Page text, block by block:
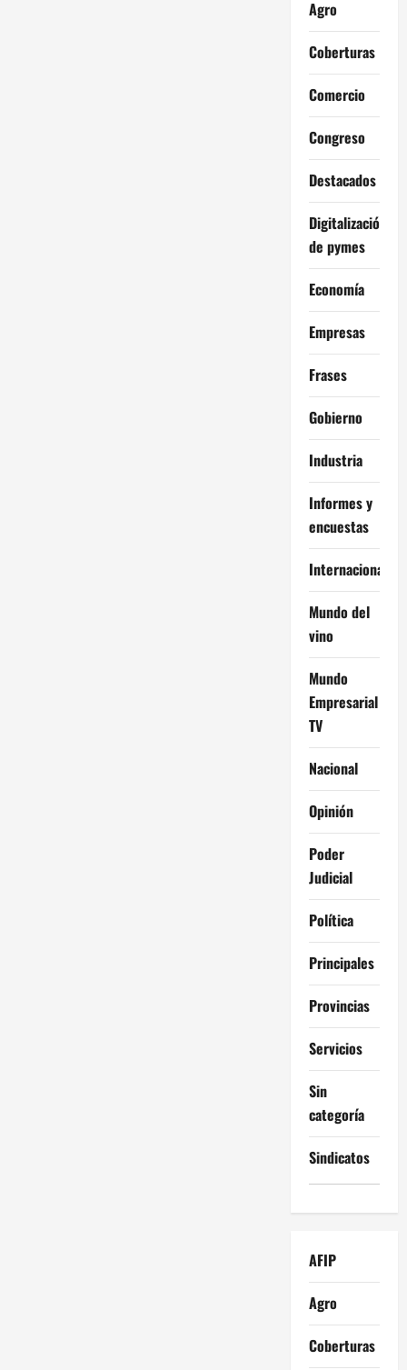
Agro
Coberturas
Comercio
Congreso
Destacados
Digitalización
de pymes
Economía
Empresas
Frases
Gobierno
Industria
Informes y
encuestas
Internacional
Mundo del
vino
Mundo
Empresarial
TV
Nacional
Opinión
Poder
Judicial
Política
Principales
Provincias
Servicios
Sin
categoría
Sindicatos
AFIP
Agro
Coberturas